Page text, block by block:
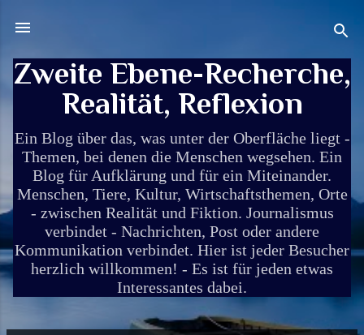
Zweite Ebene-Recherche,
Realität, Reflexion
Ein Blog über das, was unter der Oberfläche liegt -
Themen, bei denen die Menschen wegsehen. Ein
Blog für Aufklärung und für ein Miteinander.
Menschen, Tiere, Kultur, Wirtschaftsthemen, Orte
- zwischen Realität und Fiktion. Journalismus
verbindet - Nachrichten, Post oder andere
Kommunikation verbindet. Hier ist jeder Besucher
herzlich willkommen! - Es ist für jeden etwas
Interessantes dabei.